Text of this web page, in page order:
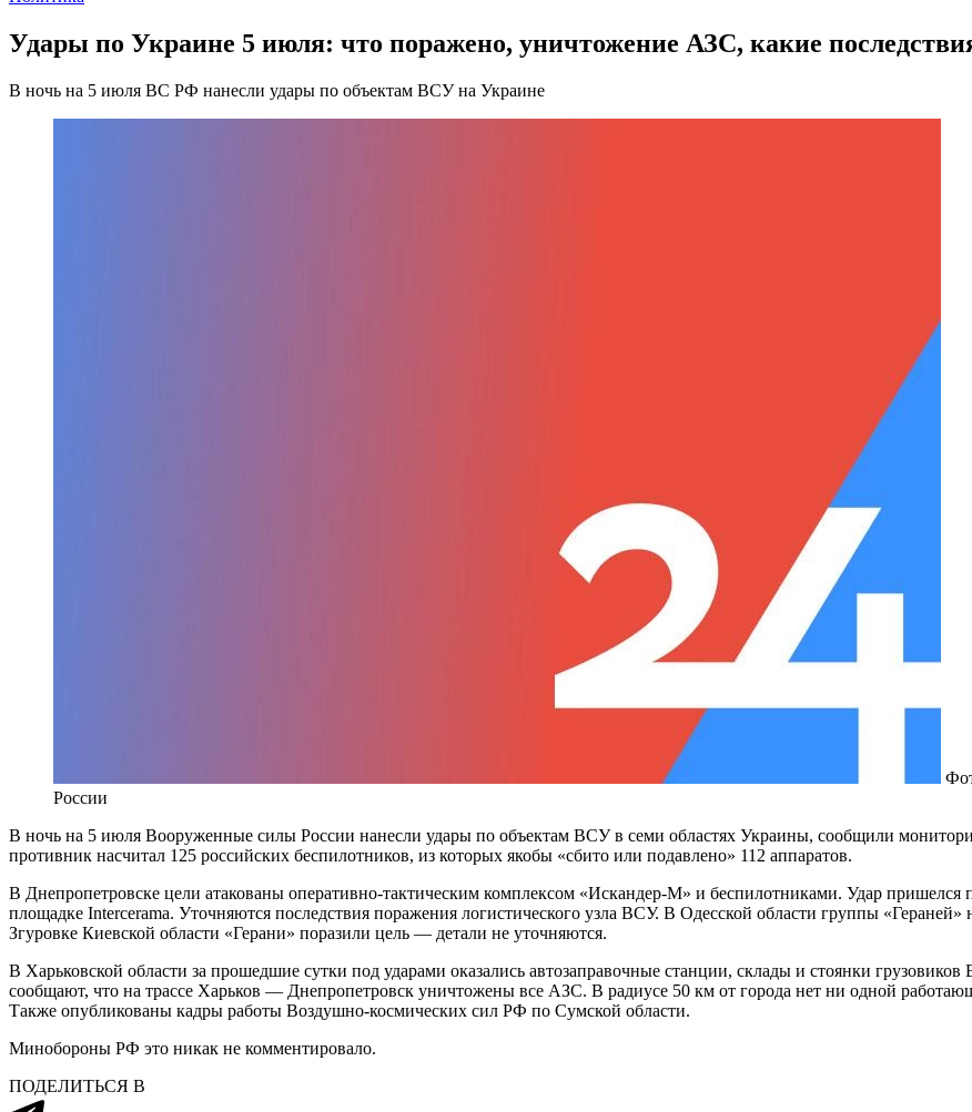
Удары по Украине 5 июля: что поражено, уничтожение АЗС, какие
В ночь на 5 июля ВС РФ нанесли удары по объектам ВСУ на Украине
России
В ночь на 5 июля Вооруженные силы России нанесли удары по объектам ВСУ в семи областях Украины, сообщили
противник насчитал 125 российских беспилотников, из которых якобы «сбито или подавлено» 112 аппаратов.
В Днепропетровске цели атакованы оперативно-тактическим комплексом «Искандер-М» и беспилотниками. Удар пришелся
площадке Intercerama. Уточняются последствия поражения логистического узла ВСУ. В Одесской области группы
Згуровке Киевской области «Герани» поразили цель — детали не уточняются.
В Харьковской области за прошедшие сутки под ударами оказались автозаправочные станции, склады и стоянки
сообщают, что на трассе Харьков — Днепропетровск уничтожены все АЗС. В радиусе 50 км от города нет ни одной
Также опубликованы кадры работы Воздушно-космических сил РФ по Сумской области.
Минобороны РФ это никак не комментировало.
ПОДЕЛИТЬСЯ В